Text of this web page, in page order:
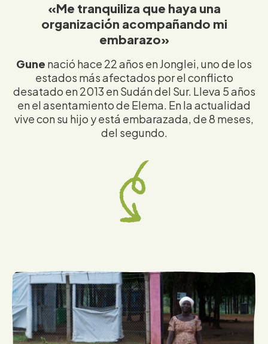
«Me tranquiliza que haya una
organización acompañando mi
embarazo»
Gune nació hace 22 años en Jonglei, uno de los
estados más afectados por el conflicto
desatado en 2013 en Sudán del Sur. Lleva 5 años
en el asentamiento de Elema. En la actualidad
vive con su hijo y está embarazada, de 8 meses,
del segundo.